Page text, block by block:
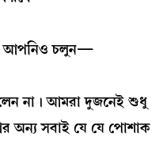
আপনিও চলুন—
না। আমরা দুজনেই শুধু
অন্য সবাই যে যে পোশাক